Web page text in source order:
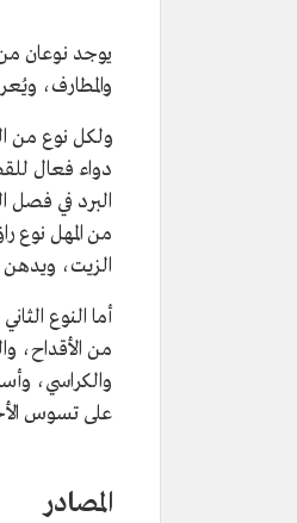
يوجد نوعان
والمطارف،
ولكل نوع من
دواء فعال
البرد في فصل
من المهل
الزيت، ويدهن
أما النوع
من الأقداح،
والكراسي،
على تسوس
المصادر